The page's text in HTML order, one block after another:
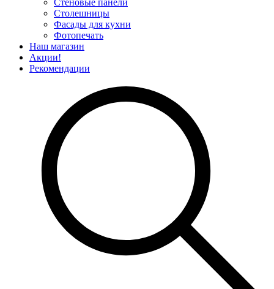
Столешницы
Фасады для кухни
Фотопечать
Наш магазин
Акции!
Рекомендации